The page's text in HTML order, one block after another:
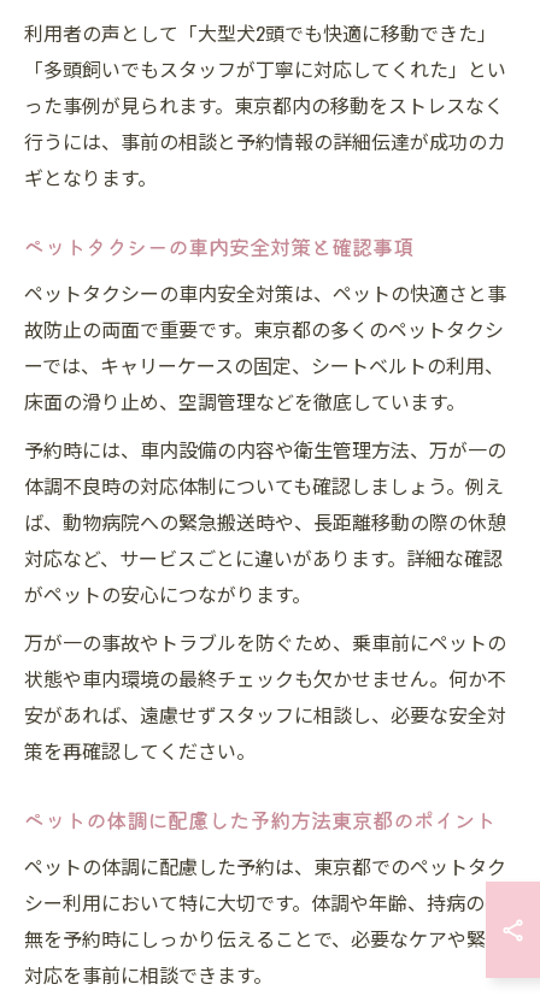
利用者の声として「大型犬2頭でも快適に移動できた」
「多頭飼いでもスタッフが丁寧に対応してくれた」とい
った事例が見られます。東京都内の移動をストレスなく
行うには、事前の相談と予約情報の詳細伝達が成功のカ
ギとなります。
ペットタクシーの車内安全対策と確認事項
ペットタクシーの車内安全対策は、ペットの快適さと事
故防止の両面で重要です。東京都の多くのペットタクシ
ーでは、キャリーケースの固定、シートベルトの利用、
床面の滑り止め、空調管理などを徹底しています。
予約時には、車内設備の内容や衛生管理方法、万が一の
体調不良時の対応体制についても確認しましょう。例え
ば、動物病院への緊急搬送時や、長距離移動の際の休憩
対応など、サービスごとに違いがあります。詳細な確認
がペットの安心につながります。
万が一の事故やトラブルを防ぐため、乗車前にペットの
状態や車内環境の最終チェックも欠かせません。何か不
安があれば、遠慮せずスタッフに相談し、必要な安全対
策を再確認してください。
ペットの体調に配慮した予約方法東京都のポイント
ペットの体調に配慮した予約は、東京都でのペットタク
シー利用において特に大切です。体調や年齢、持病の有
無を予約時にしっかり伝えることで、必要なケアや緊急
対応を事前に相談できます。